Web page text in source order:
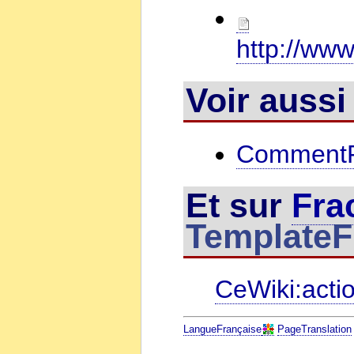
http://
Voir aussi
Et sur
LangueFrançaise PageTranslation